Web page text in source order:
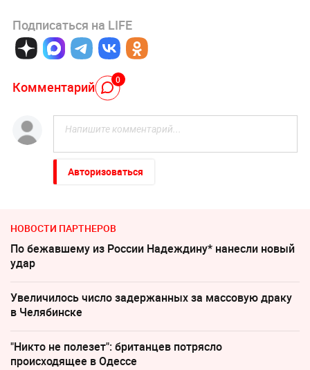
Подписаться на LIFE
Комментарий 0
Авторизоваться
НОВОСТИ ПАРТНЕРОВ
По бежавшему из России Надеждину* нанесли новый
удар
Увеличилось число задержанных за массовую драку
в Челябинске
"Никто не полезет": британцев потрясло
происходящее в Одессе